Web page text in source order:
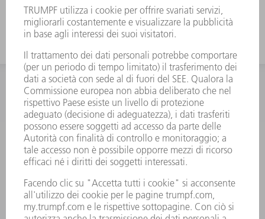
problema.
INFORMAZIONE
Domande frequenti
Condizioni generali di contratto
CONTATTO
RICAMBI TRUMPF ITALIA
+39 02 48489420
lunedì a venerdì: 08:30 – 18:00
ricambi@trumpf.com
CONTATTO